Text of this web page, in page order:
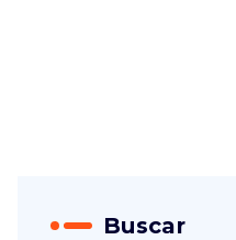
Buscar